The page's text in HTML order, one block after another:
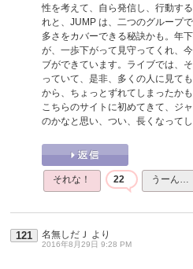
性を考えて、自ら発信し、行動す
れと、JUMP は、二つのグループ
多さをカバーできる秘訣かも。年
が、一歩下がって見守ってくれ、
ブができています。ライブでは、
っていて、是非、多くの人に見て
から、ちょっとずれてしまったかも
こちらのサイトに初めてきて、ジ
のかなと思い、つい、長くなってし
それな！ 22 うーん…
121 名無しだＪ より
2016年8月29日 9:28 PM